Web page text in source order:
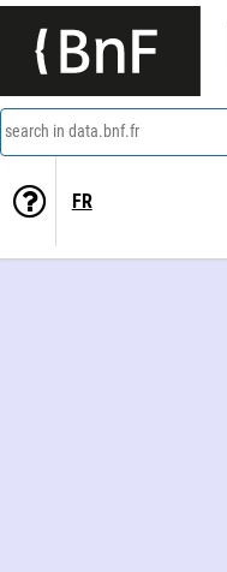
search in data.bnf.fr
FR